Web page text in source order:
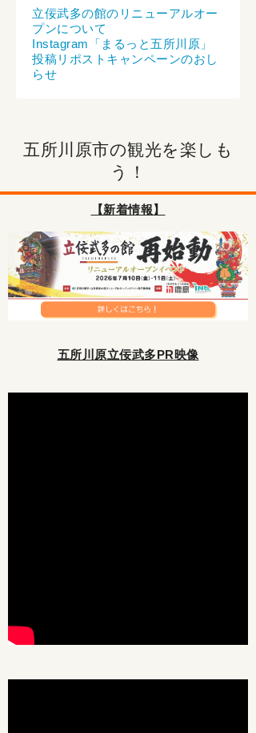
立佞武多の館のリニューアルオー
プンについて
Instagram「まるっと五所川原」
投稿リポストキャンペーンのおし
らせ
五所川原市の観光を楽しも
う！
【新着情報】
五所川原立佞武多PR映像